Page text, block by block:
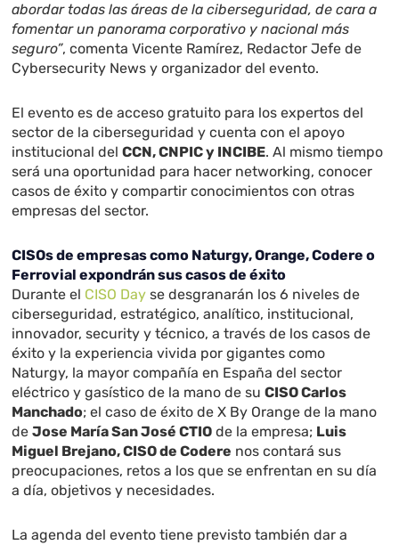
abordar todas las áreas de la ciberseguridad, de cara a
fomentar un panorama corporativo y nacional más
seguro”, comenta Vicente Ramírez, Redactor Jefe de
Cybersecurity News y organizador del evento.
El evento es de acceso gratuito para los expertos del
sector de la ciberseguridad y cuenta con el apoyo
institucional delCCN, CNPIC y INCIBE. Al mismo tiempo
será una oportunidad para hacer networking, conocer
casos de éxito y compartir conocimientos con otras
empresas del sector.
CISOs de empresas como Naturgy, Orange, Codere o
Ferrovial expondrán sus casos de éxito
Durante el CISO Day se desgranarán los 6 niveles de
ciberseguridad, estratégico, analítico, institucional,
innovador, security y técnico, a través de los casos de
éxito y la experiencia vivida por gigantes como
Naturgy, la mayor compañía en España del sector
eléctrico y gasístico de la mano de suCISO Carlos
Manchado; el caso de éxito de X By Orange de la mano
deJose María San José CTIO de la empresa; Luis
Miguel Brejano, CISO de Codere nos contará sus
preocupaciones, retos a los que se enfrentan en su día
a día, objetivos y necesidades.
La agenda del evento tiene previsto también dar a